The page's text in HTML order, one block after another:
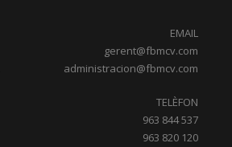
EMAIL
gerent@fbmcv.com
administracion@fbmcv.com
TELÈFON
963 844 537
963 820 120